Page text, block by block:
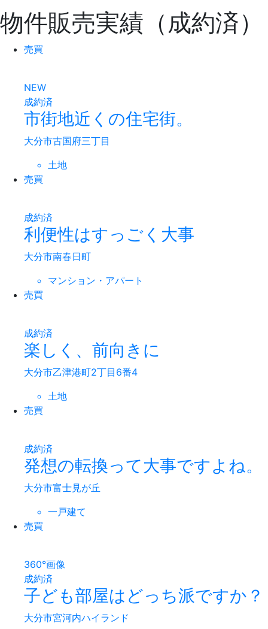
物件販売実績（成約済）
売買
NEW
成約済
市街地近くの住宅街。
大分市古国府三丁目
土地
売買
成約済
利便性はすっごく大事
大分市南春日町
マンション・アパート
売買
成約済
楽しく、前向きに
大分市乙津港町2丁目6番4
土地
売買
成約済
発想の転換って大事ですよね。
大分市富士見が丘
一戸建て
売買
360°画像
成約済
子ども部屋はどっち派ですか？
大分市宮河内ハイランド